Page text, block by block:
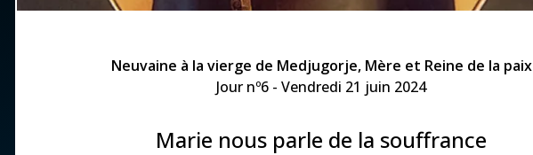
Neuvaine à la vierge de Medjugorje, Mère et Reine de la paix
Jour nº6 - Vendredi 21 juin 2024
Marie nous parle de la souffrance